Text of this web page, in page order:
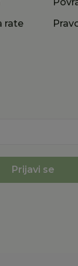
rate
Prijavi se